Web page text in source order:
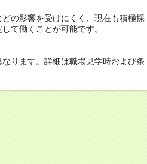
の影響を受けにくく、現在も積極採
て働くことが可能です。
ります。詳細は職場見学時および条